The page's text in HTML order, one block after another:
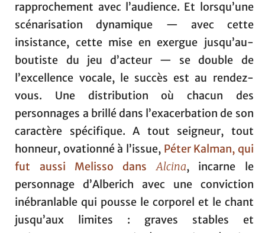
rapprochement avec l’audience. Et lorsqu’une
scénarisation dynamique — avec cette
insistance, cette mise en exergue jusqu’au-
boutiste du jeu d’acteur — se double de
l’excellence vocale, le succès est au rendez-
vous. Une distribution où chacun des
personnages a brillé dans l’exacerbation de son
caractère spécifique. A tout seigneur, tout
honneur, ovationné à l’issue, Péter Kalman, qui
fut aussi Melisso dansAlcina, incarne le
personnage d’Alberich avec une conviction
inébranlable qui pousse le corporel et le chant
jusqu’aux limites : graves stables et